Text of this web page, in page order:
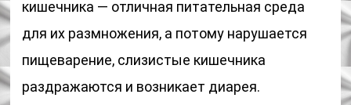
кишечника — отличная питательная среда
для их размножения, а потому нарушается
пищеварение, слизистые кишечника
раздражаются и возникает диарея.